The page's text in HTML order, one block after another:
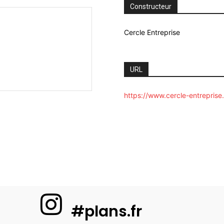
Constructeur
Cercle Entreprise
URL
https://www.cercle-
#plans.fr